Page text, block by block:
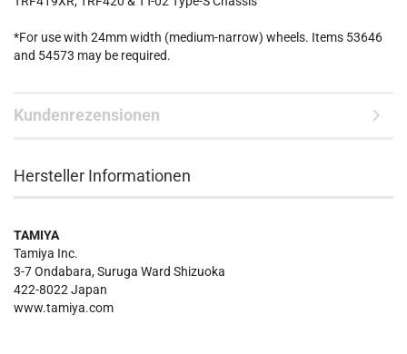
*For use with 24mm width (medium-narrow) wheels. Items 53646
and 54573 may be required.
Kundenrezensionen
Hersteller Informationen
TAMIYA
Tamiya Inc.
3-7 Ondabara, Suruga Ward Shizuoka
422-8022 Japan
www.tamiya.com